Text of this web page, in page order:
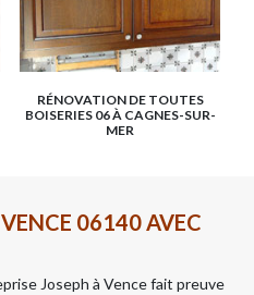
RÉNOVATION DE TOUTES
BOISERIES 06 À CAGNES-SUR-
MER
06140 AVEC
Joseph à Vence fait preuve